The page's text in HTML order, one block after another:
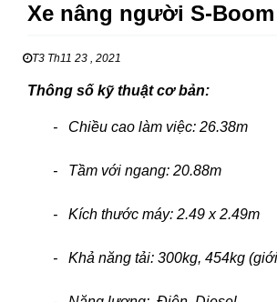
Xe nâng người S-Boom
T3 Th11 23 , 2021
Thông số kỹ thuật cơ bản:
- Chiều cao làm việc: 26.38m
- Tầm với ngang: 20.88m
- Kích thước máy: 2.49 x 2.49m
- Khả năng tải: 300kg, 454kg